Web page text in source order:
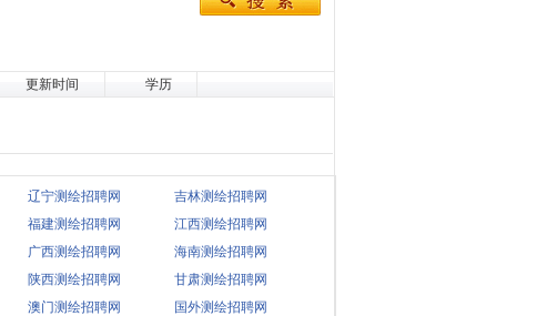
更新时间 学历
辽宁测绘招聘网
吉林测绘招聘网
福建测绘招聘网
江西测绘招聘网
广西测绘招聘网
海南测绘招聘网
陕西测绘招聘网
甘肃测绘招聘网
澳门测绘招聘网 国外测绘招聘网